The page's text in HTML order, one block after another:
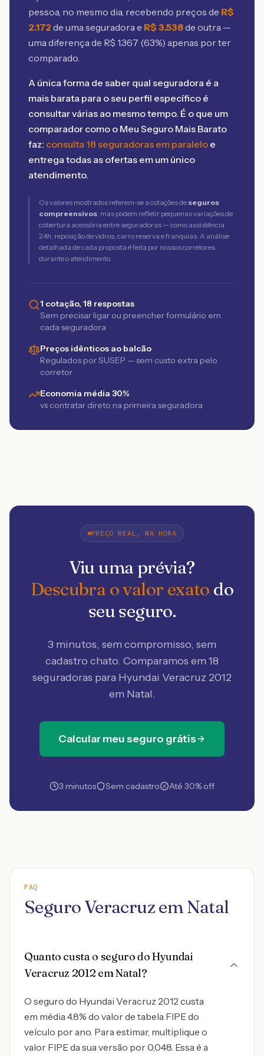
pessoa, no mesmo dia, recebendo preços de R$
2.172 de uma seguradora e R$ 3.538de outra —
uma diferença de R$ 1.367 (63%) apenas por ter
comparado.
A única forma de saber qual seguradora é a
mais barata para o seu perfil específico é
consultar várias ao mesmo tempo. É o que um
comparador como o Meu Seguro Mais Barato
faz: consulta 18 seguradoras em paralelo e
entrega todas as ofertas em um único
atendimento.
Os valores mostrados referem-se a cotações de seguros
compreensivos, mas podem refletir pequenas variações de
cobertura acessória entre seguradoras — como assistência
24h, reposição de vidros, carro reserva e franquias. A análise
detalhada de cada proposta é feita por nossos corretores
durante o atendimento.
1 cotação, 18 respostas
Sem precisar ligar ou preencher formulário em
cada seguradora
Preços idênticos ao balcão
Regulados por SUSEP — sem custo extra pelo
corretor
Economia média 30%
vs contratar direto na primeira seguradora
PREÇO REAL, NA HORA
Viu uma prévia?
Descubra o valor exato do
seu seguro.
3 minutos, sem compromisso, sem
cadastro chato. Comparamos em 18
seguradoras para Hyundai Veracruz 2012
em Natal.
Calcular meu seguro grátis
3 minutos Sem cadastro Até 30% off
FAQ
Seguro Veracruz em Natal
Quanto custa o seguro do Hyundai
Veracruz 2012 em Natal?
O seguro do Hyundai Veracruz 2012 custa
em média 4.8% do valor de tabela FIPE do
veículo por ano. Para estimar, multiplique o
valor FIPE da sua versão por 0,048. Essa é a